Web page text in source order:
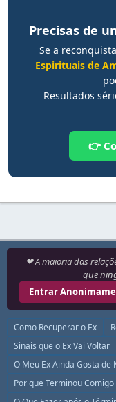
Precisas de
Se a
Espirituais de
Resultados
👉
❤ A maioria das
que
Entrar
Como Recuperar o Ex
Sinais que o Ex Vai Voltar
O Meu Ex Ainda Gosta de
Por que Terminou Comigo